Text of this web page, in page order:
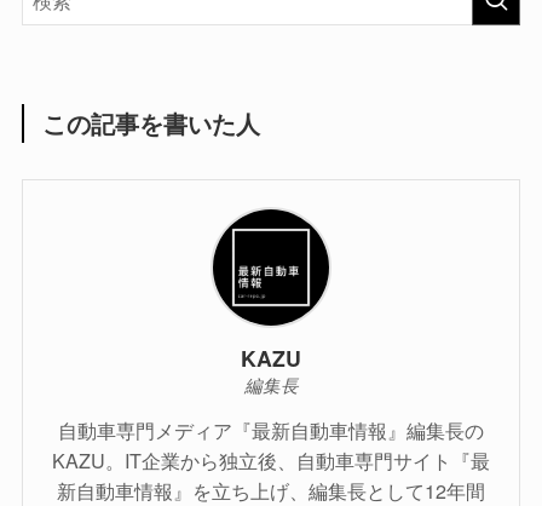
この記事を書いた人
KAZU
編集長
自動車専門メディア『最新自動車情報』編集長の
KAZU。IT企業から独立後、自動車専門サイト『最
新自動車情報』を立ち上げ、編集長として12年間